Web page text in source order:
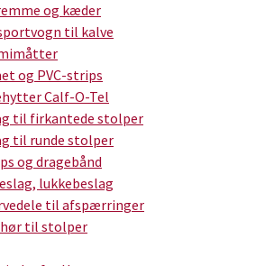
og kæder
til kalve
og PVC-strips
Calf-O-Tel
til firkantede stolper
til runde stolper
og dragebånd
lukkebeslag
til afspærringer
til stolper